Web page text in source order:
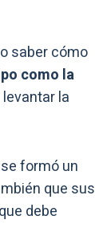
saber cómo
como la
la
formó un
que sus
debe